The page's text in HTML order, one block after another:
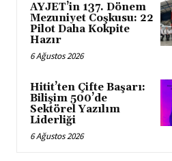
AYJET’in 137. Dönem
Mezuniyet Coşkusu: 22
Pilot Daha Kokpite
Hazır
6 Ağustos 2026
Hitit’ten Çifte Başarı:
Bilişim 500’de
Sektörel Yazılım
Liderliği
6 Ağustos 2026